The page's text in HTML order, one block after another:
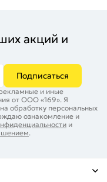
акций и
Подписаться
и иные
от ООО «169». Я
обработку персональных
ознакомление и
и
.